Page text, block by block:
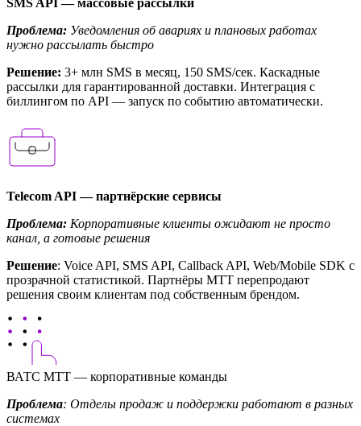
Проблема: Уведомления об авариях и плановых работах
нужно рассылать быстро
Решение: 3+ млн SMS в месяц, 150 SMS/сек. Каскадные
рассылки для гарантированной доставки. Интеграция с
биллингом по API — запуск по событию автоматически.
Telecom API — партнёрские сервисы
Проблема: Корпоративные клиенты ожидают не просто
канал, а готовые решения
Решение: Voice API, SMS API, Callback API, Web/Mobile SDK с
прозрачной статистикой. Партнёры МТТ перепродают
решения своим клиентам под собственным брендом.
ВАТС МТТ — корпоративные команды
Проблема: Отделы продаж и поддержки работают в разных
системах